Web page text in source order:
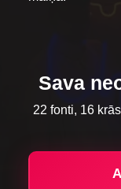
Sava
22 fonti, 16